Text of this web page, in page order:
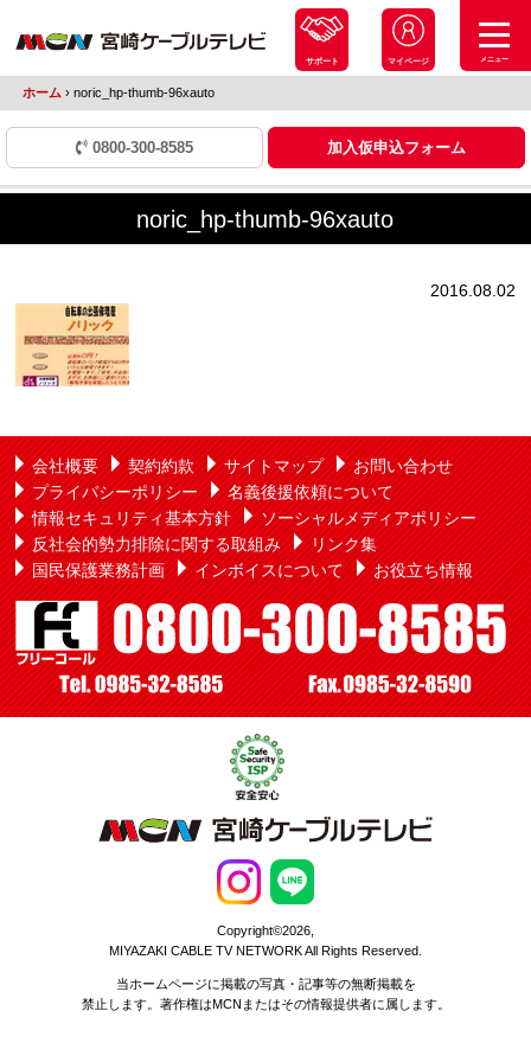
サポート マイページ メニュー
ホーム ›noric_hp-thumb-96xauto
0800-300-8585 加入仮申込フォーム
noric_hp-thumb-96xauto
2016.08.02
会社概要 契約約款 サイトマップ
お問い合わせ
プライバシーポリシー
名義後援依頼について
情報セキュリティ基本方針
ソーシャルメディアポリシー
反社会的勢力排除に関する取組み
リンク集
国民保護業務計画
インボイスについて お役立ち情報
Copyright©2026,
MIYAZAKI CABLE TV NETWORK All Rights Reserved.
当ホームページに掲載の写真・記事等の無断掲載を
禁止します。著作権はMCNまたはその情報提供者に属します。